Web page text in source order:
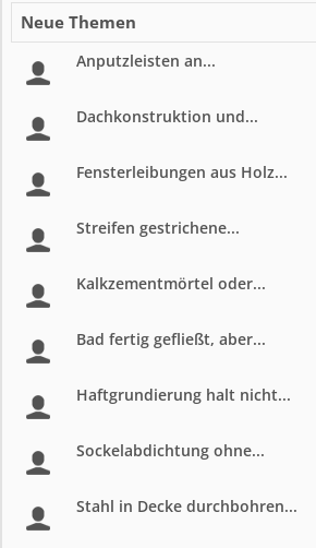
Neue Themen
Anputzleisten an...
Dachkonstruktion und...
Fensterleibungen aus Holz...
Streifen gestrichene...
Kalkzementmörtel oder...
Bad fertig gefließt, aber...
Haftgrundierung halt nicht...
Sockelabdichtung ohne...
Stahl in Decke durchbohren...